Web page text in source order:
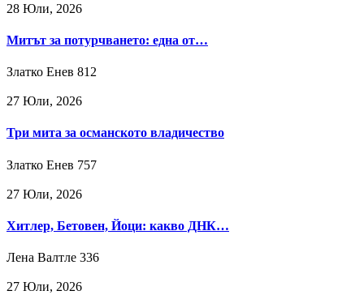
28 Юли, 2026
Митът за потурчването: една от…
Златко Енев 812
27 Юли, 2026
Три мита за османското владичество
Златко Енев 757
27 Юли, 2026
Хитлер, Бетовен, Йоци: какво ДНК…
Лена Валтле 336
27 Юли, 2026